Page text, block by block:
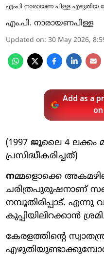
എംപി നാരായണ പിള്ള എഴുതിയ
എം.പി. നാരായണപിള്ള
Updated on: 30 May 2026,
Add as a
(1997 ജൂലൈ 4 ലക്കം
പ്രസിദ്ധീകരിച്ചത്)
നമ്മളൊക്കെ
ചരിത്രപുരുഷനാണ്
നമ്പൂതിരിപ്പാട്. എന്നു
കുപ്പിയിലിറക്കാന്‍
കേരളത്തിന്റെ